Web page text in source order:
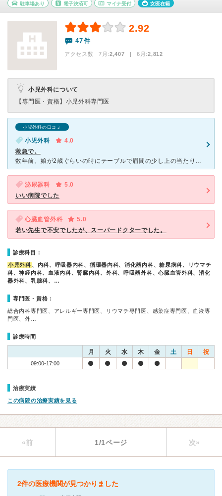
駐車場あり 電子決済可 マイナ受付 女医在籍
2.92
47件
アクセス数 7月:2,407 | 6月:2,812
小児外科について
【専門医・資格】 小児外科専門医
小児外科の口コミ
小児外科
4.0
救急で。
数年前、娘が2歳ぐらいの時にテーブルで眉間の少し上の当たりをぶつけ出血がとまらず救急車で運ばれました。 小児外科になるので中々受け入れ先が見つからず親としては不安な気持ちでいっぱいでした。やっとこち
泌尿器科
5.0
いい病院でした
心臓血管外科
5.0
若い先生で不安でしたが、スーパードクターでした。
診療科目：
小児外科 、内科、呼吸器内科、循環器内科、消化器内科、糖尿病科、リウマチ
科、神経内科、血液内科、腎臓内科、外科、呼吸器外科、心臓血管外科、消化
器外科、乳腺科、…
専門医・資格：
総合内科専門医、アレルギー専門医、リウマチ専門医、感染症専門医、血液専
門医、外…
診療時間
月 火 水 木 金 土 日 祝
09:00-17:00
治療実績
この病院の治療実績を見る
«前 1/1ページ 次»
2件の医療機関が見つかりました